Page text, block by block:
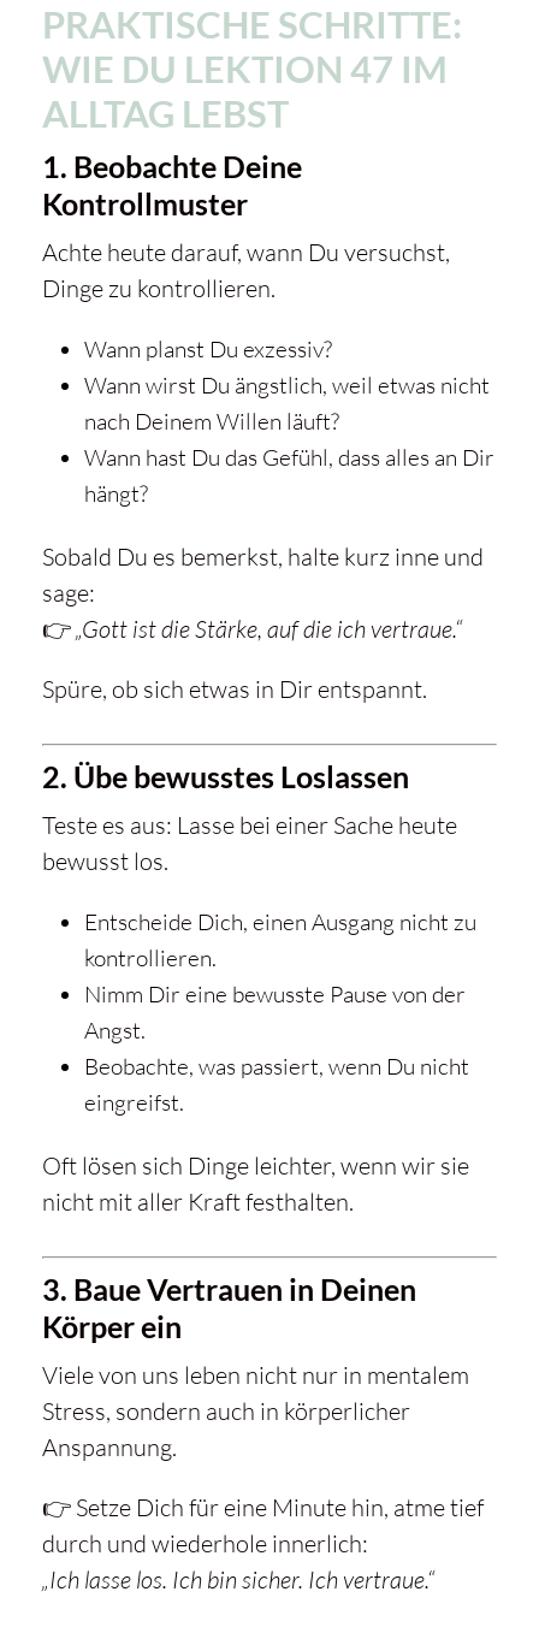
PRAKTISCHE SCHRITTE:
WIE DU LEKTION 47 IM
ALLTAG LEBST
1. Beobachte Deine
Kontrollmuster
Achte heute darauf, wann Du versuchst,
Dinge zu kontrollieren.
Wann planst Du exzessiv?
Wann wirst Du ängstlich, weil etwas nicht
nach Deinem Willen läuft?
Wann hast Du das Gefühl, dass alles an Dir
hängt?
Sobald Du es bemerkst, halte kurz inne und
sage:
👉„Gott ist die Stärke, auf die ich vertraue.“
Spüre, ob sich etwas in Dir entspannt.
2. Übe bewusstes Loslassen
Teste es aus: Lasse bei einer Sache heute
bewusst los.
Entscheide Dich, einen Ausgang nicht zu
kontrollieren.
Nimm Dir eine bewusste Pause von der
Angst.
Beobachte, was passiert, wenn Du nicht
eingreifst.
Oft lösen sich Dinge leichter, wenn wir sie
nicht mit aller Kraft festhalten.
3. Baue Vertrauen in Deinen
Körper ein
Viele von uns leben nicht nur in mentalem
Stress, sondern auch in körperlicher
Anspannung.
👉 Setze Dich für eine Minute hin, atme tief
durch und wiederhole innerlich:
„Ich lasse los. Ich bin sicher. Ich vertraue.“